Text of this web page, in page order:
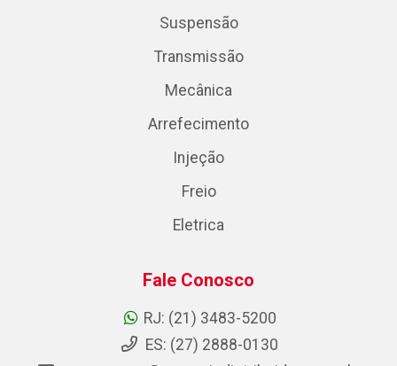
Suspensão
Transmissão
Mecânica
Arrefecimento
Injeção
Freio
Eletrica
Fale Conosco
RJ: (21) 3483-5200
ES: (27) 2888-0130